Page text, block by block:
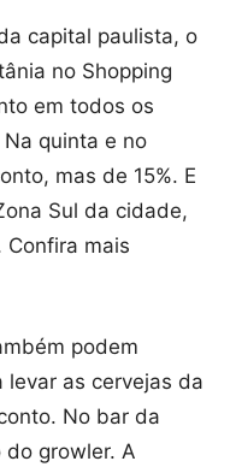
capital paulista, o
no Shopping
em todos os
quinta e no
mas de 15%. E
Sul da cidade,
Confira mais
podem
levar as cervejas da
No bar da
do growler. A